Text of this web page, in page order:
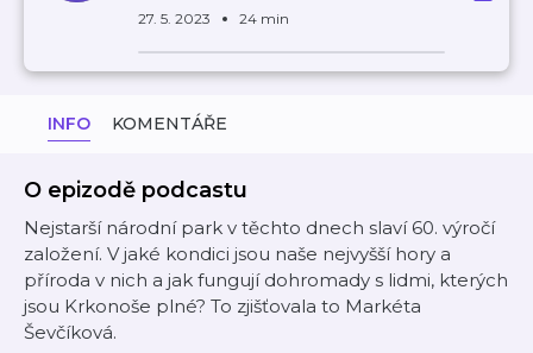
27. 5. 2023 24 min
INFO KOMENTÁŘE
O epizodě podcastu
Nejstarší národní park v těchto dnech slaví 60. výročí
založení. V jaké kondici jsou naše nejvyšší hory a
příroda v nich a jak fungují dohromady s lidmi, kterých
jsou Krkonoše plné? To zjišťovala to Markéta
Ševčíková.